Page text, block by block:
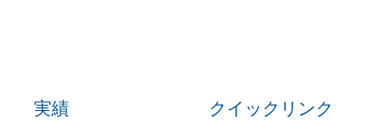
実績 クイックリンク